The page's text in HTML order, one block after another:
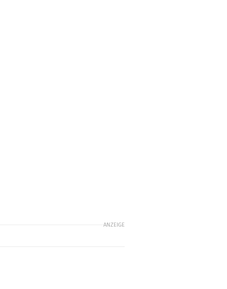
ANZEIGE